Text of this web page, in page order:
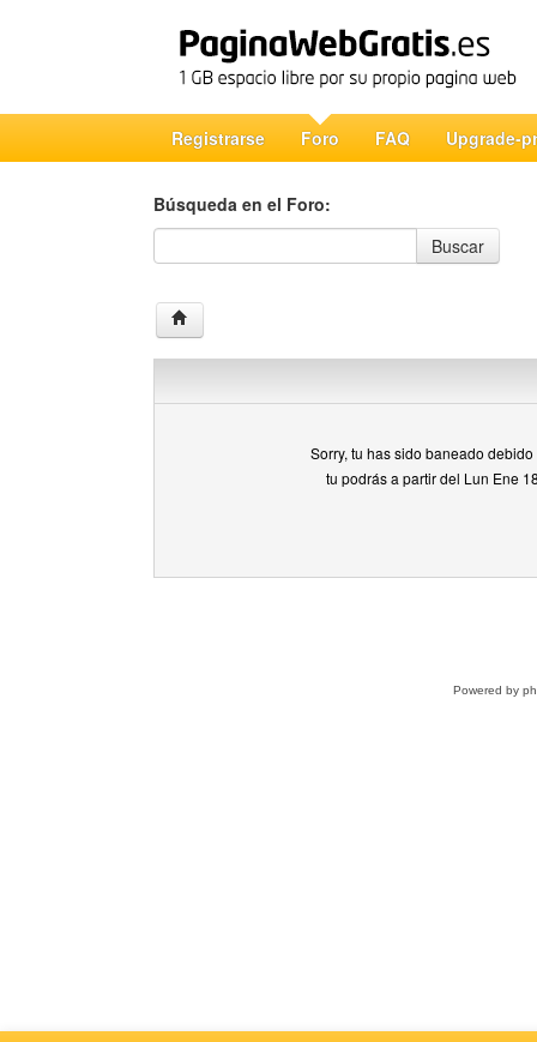
Registrarse Foro FAQ Upgrade-
Búsqueda en el Foro:
Búsqueda en el Foro
Buscar
Sorry, tu has sido baneado
tu podrás a partir del Lun Ene
Powered by